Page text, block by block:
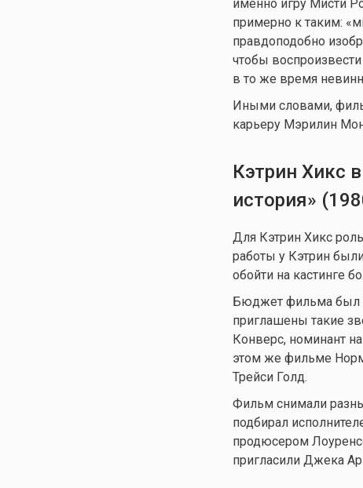
именно игру Мисти
примерно к таким:
правдоподобно
чтобы
в то же время
Иными словами,
карьеру Мэрилин
Кэтрин Хикс
история»
Для Кэтрин Хикс
работы у Кэтрин
обойти на кастинге
Бюджет фильма был
приглашены такие
Конверс, номинант
этом же фильме
Трейси Голд.
Фильм снимали
подбирал
продюсером
пригласили Джека